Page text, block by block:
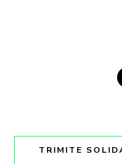
TRIMITE